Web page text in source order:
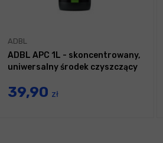
ADBL
ADBL APC 1L - skoncentrowany,
uniwersalny środek czyszczący
39,90 zł